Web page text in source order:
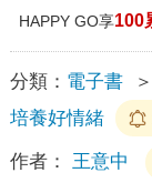
HAPPY GO享100
分類： 電子書 ＞
培養好情緒
作者： 王意中